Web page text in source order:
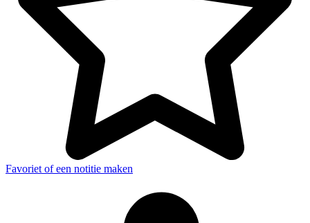
Favoriet of een notitie maken